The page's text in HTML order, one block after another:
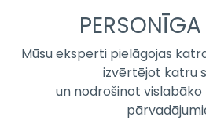
Mūsu eksperti pielāgojas
izvērtējot katru
un nodrošinot vislabāko